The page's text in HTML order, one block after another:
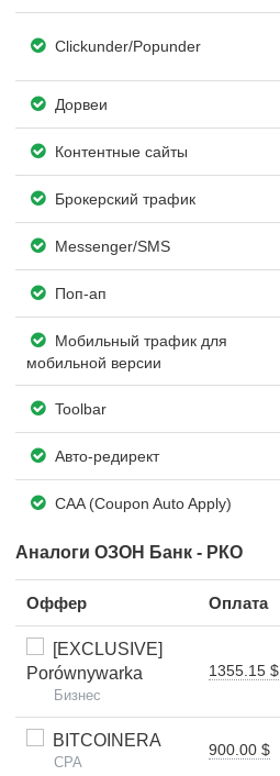
Clickunder/Popunder
Дорвеи
Контентные сайты
Брокерский трафик
Messenger/SMS
Поп-ап
Мобильный трафик для
мобильной версии
Toolbar
Авто-редирект
CAA (Coupon Auto Apply)
Аналоги ОЗОН Банк - РКО
Оффер Оплата
[EXCLUSIVE]
Porównywarka
Бизнес
1355.15 $
BITCOINERA
CPA
900.00 $